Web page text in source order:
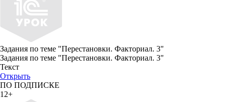
Задания по теме "Перестановки. Факториал. 3"
Задания по теме "Перестановки. Факториал. 3"
Текст
Открыть
ПО ПОДПИСКЕ
12+